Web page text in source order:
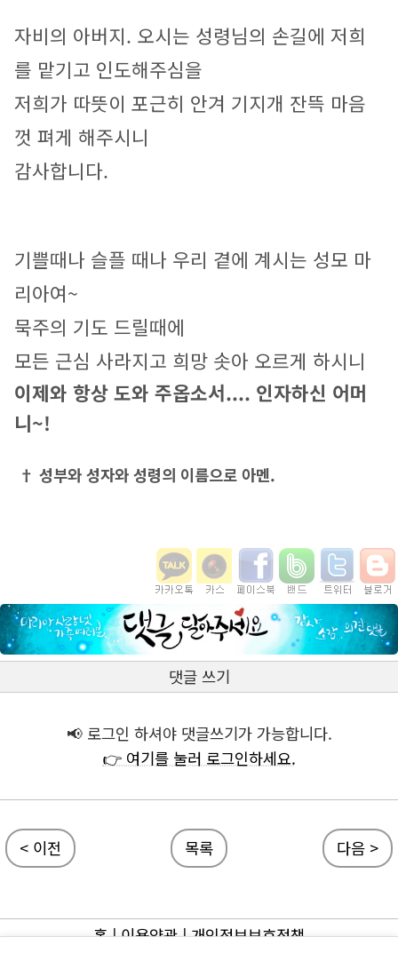
자비의 아버지. 오시는 성령님의 손길에 저희
를 맡기고 인도해주심을
저희가 따뜻이 포근히 안겨 기지개 잔뜩 마음
껏 펴게 해주시니
감사합니다.
기쁠때나 슬플 때나 우리 곁에 계시는 성모 마
리아여~
묵주의 기도 드릴때에
모든 근심 사라지고 희망 솟아 오르게 하시니
이제와 항상 도와 주옵소서.... 인자하신 어머
니~!
† 성부와 성자와 성령의 이름으로 아멘.
댓글 쓰기
📢 로그인 하셔야 댓글쓰기가 가능합니다.
👉 여기를 눌러 로그인하세요.
< 이전 목록 다음 >
홈|이용약관|개인정보보호정책